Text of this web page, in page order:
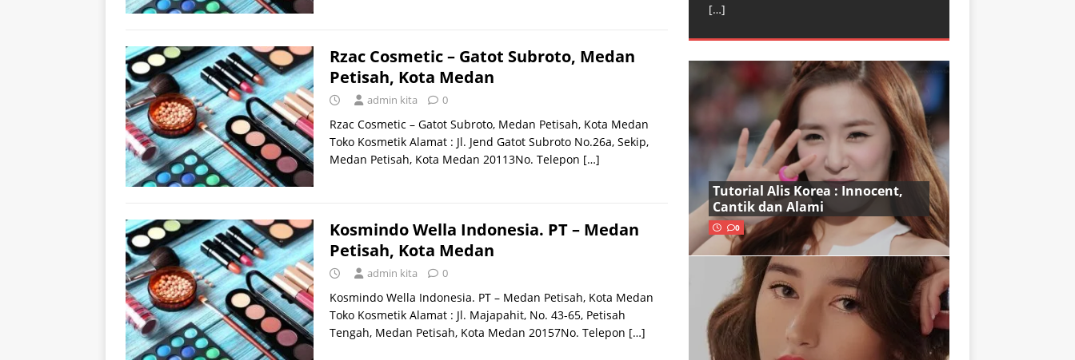
Rzac Cosmetic – Gatot Subroto, Medan
Petisah, Kota Medan
admin kita 0
Rzac Cosmetic – Gatot Subroto, Medan Petisah, Kota Medan
Toko Kosmetik Alamat : Jl. Jend Gatot Subroto No.26a, Sekip,
Medan Petisah, Kota Medan 20113No. Telepon […]
Kosmindo Wella Indonesia. PT – Medan
Petisah, Kota Medan
admin kita 0
Kosmindo Wella Indonesia. PT – Medan Petisah, Kota Medan
Toko Kosmetik Alamat : Jl. Majapahit, No. 43-65, Petisah
Tengah, Medan Petisah, Kota Medan 20157No. Telepon […]
[…]
Tutorial Alis Korea : Innocent,
Cantik dan Alami
0